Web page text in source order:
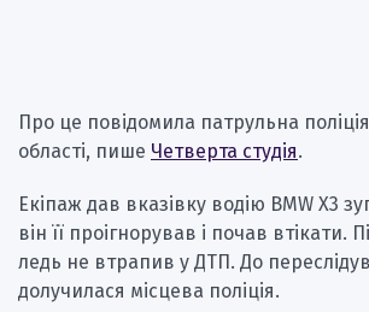
Про це повідомила патрульна
області, пише Четверта студія.
Екіпаж дав вказівку водію BMW X3
він її проігнорував і почав втікати.
ледь не втрапив у ДТП. До
долучилася місцева поліція.